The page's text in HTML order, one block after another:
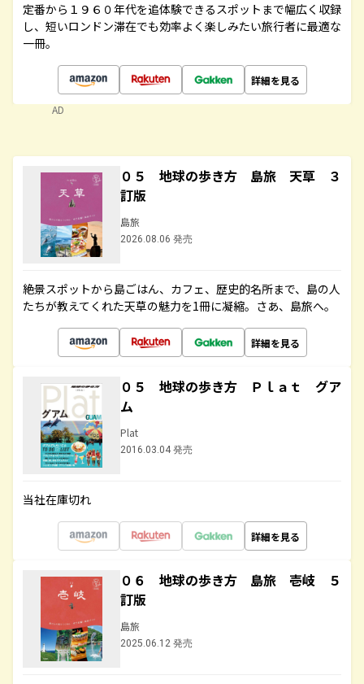
定番から１９６０年代を追体験できるスポットまで幅広く収録
し、短いロンドン滞在でも効率よく楽しみたい旅行者に最適な
一冊。
詳細を見る
AD
０５ 地球の歩き方 島旅 天草 ３
訂版
島旅
2026.08.06 発売
絶景スポットから島ごはん、カフェ、歴史的名所まで、島の人
たちが教えてくれた天草の魅力を1冊に凝縮。さあ、島旅へ。
詳細を見る
０５ 地球の歩き方 Ｐｌａｔ グア
ム
Plat
2016.03.04 発売
当社在庫切れ
詳細を見る
０６ 地球の歩き方 島旅 壱岐 ５
訂版
島旅
2025.06.12 発売